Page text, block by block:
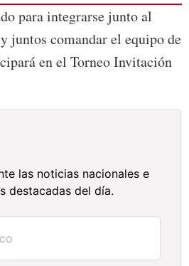
para integrarse junto al
juntos comandar el equipo de
en el Torneo Invitación
las noticias nacionales e
destacadas del día.